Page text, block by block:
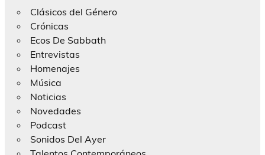
Clásicos del Género
Crónicas
Ecos De Sabbath
Entrevistas
Homenajes
Música
Noticias
Novedades
Podcast
Sonidos Del Ayer